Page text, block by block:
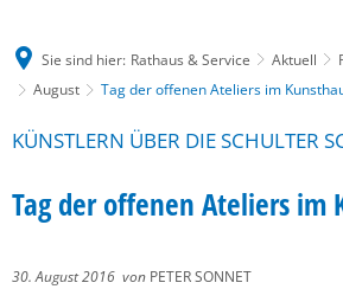
Sie sind hier: Rathaus & Service Aktuell
August
Tag der offenen Ateliers im
KÜNSTLERN ÜBER DIE SCHULTER
Tag der offenen Ateliers im
30. August 2016 von PETER SONNET